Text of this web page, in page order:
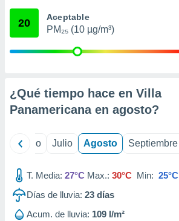
mediante
publicidad
1199
20 Aceptable
PM₂₅ (10 µg/m³)
¿Qué tiempo hace en Villa
Panamericana en agosto?
Junio Julio Agosto Septiembre
T. Media: 27°C Max.: 30°C Min: 25°C
Días de lluvia: 23 días
Acum. de lluvia: 109 l/m²